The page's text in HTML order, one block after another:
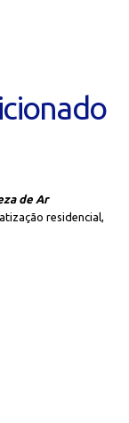
de Ar
residencial,